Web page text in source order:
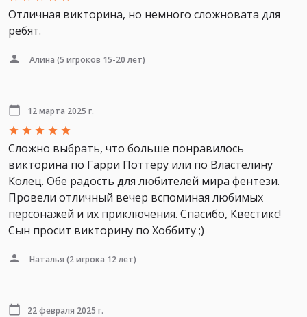
Отличная викторина, но немного сложновата для
ребят.
Алина (5 игроков 15-20 лет)
12 марта 2025 г.
Сложно выбрать, что больше понравилось
викторина по Гарри Поттеру или по Властелину
Колец. Обе радость для любителей мира фентези.
Провели отличный вечер вспоминая любимых
персонажей и их приключения. Спасибо, Квестикс!
Сын просит викторину по Хоббиту ;)
Наталья (2 игрока 12 лет)
22 февраля 2025 г.